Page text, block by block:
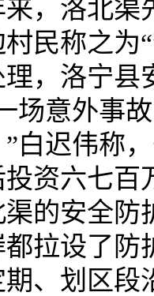
，洛北渠
民称之为
，洛宁县
场意外事
白迟伟称
资六七百
的安全防
拉设了防
、划区段